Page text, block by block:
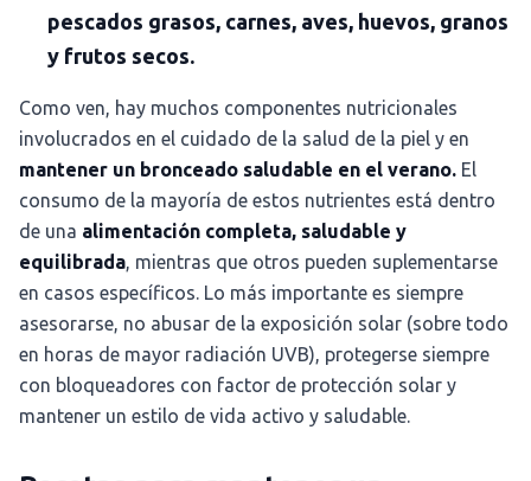
pescados grasos, carnes, aves, huevos, granos
y frutos secos.
Como ven, hay muchos componentes nutricionales
involucrados en el cuidado de la salud de la piel y en
mantener un bronceado saludable en el verano. El
consumo de la mayoría de estos nutrientes está dentro
de una alimentación completa, saludable y
equilibrada, mientras que otros pueden suplementarse
en casos específicos. Lo más importante es siempre
asesorarse, no abusar de la exposición solar (sobre todo
en horas de mayor radiación UVB), protegerse siempre
con bloqueadores con factor de protección solar y
mantener un estilo de vida activo y saludable.